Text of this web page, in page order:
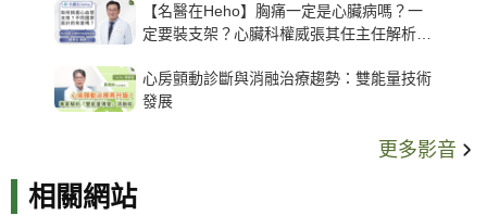
【名醫在Heho】胸痛一定是心臟病嗎？一
定要裝支架？心臟科權威張其任主任解析支
心房顫動診斷與消融治療趨勢：雙能量技術
發展
更多影音
相關網站